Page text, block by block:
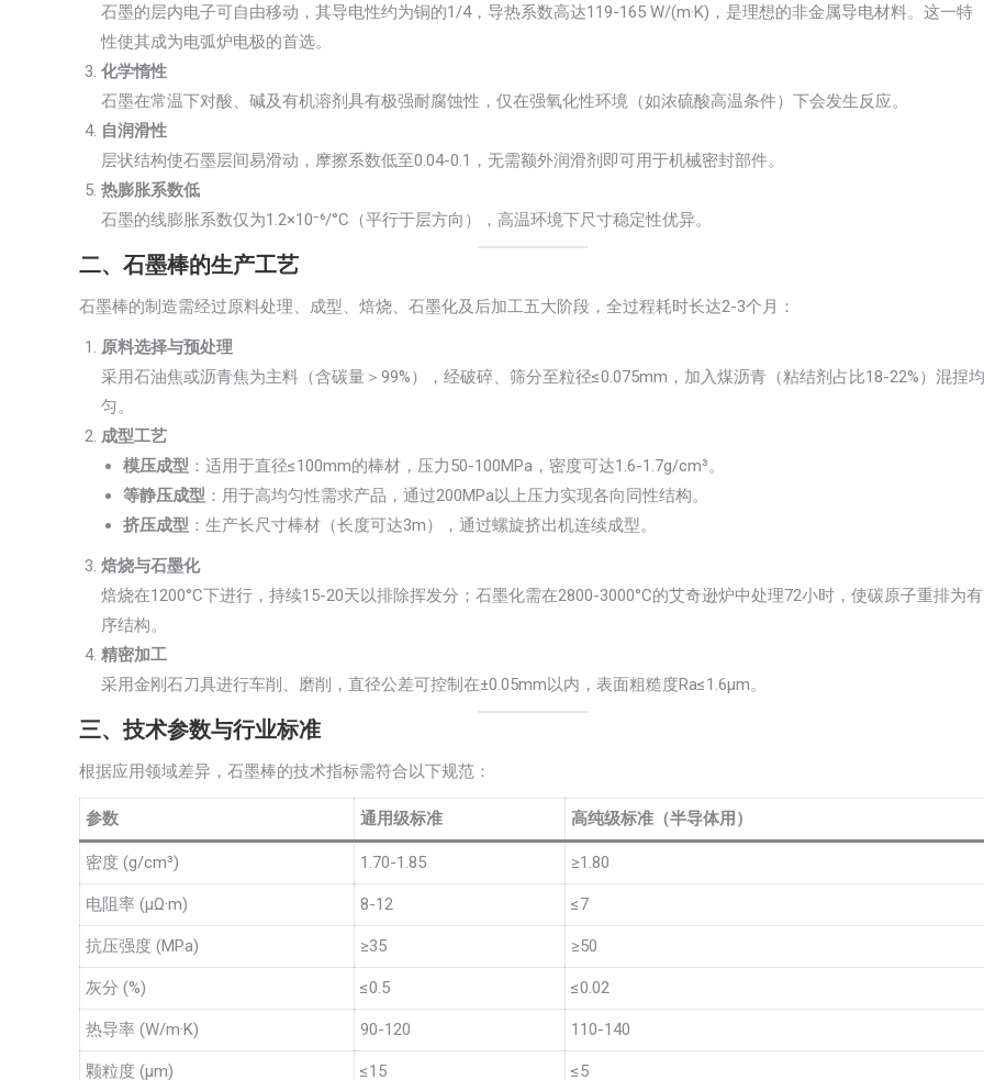
石墨的层内电子可自由移动，其导电性约为铜的1/4，导热系数高达119-165 W/(m·K)，是理想的非金属导电材料。这一特
性使其成为电弧炉电极的首选。
化学惰性
石墨在常温下对酸、碱及有机溶剂具有极强耐腐蚀性，仅在强氧化性环境（如浓硫酸高温条件）下会发生反应。
自润滑性
层状结构使石墨层间易滑动，摩擦系数低至0.04-0.1，无需额外润滑剂即可用于机械密封部件。
热膨胀系数低
石墨的线膨胀系数仅为1.2×10⁻⁶/°C（平行于层方向），高温环境下尺寸稳定性优异。
二、石墨棒的生产工艺
石墨棒的制造需经过原料处理、成型、焙烧、石墨化及后加工五大阶段，全过程耗时长达2-3个月：
原料选择与预处理
采用石油焦或沥青焦为主料（含碳量＞99%），经破碎、筛分至粒径≤0.075mm，加入煤沥青（粘结剂占比18-22%）混捏均
匀。
成型工艺
模压成型 ：适用于直径≤100mm的棒材，压力50-100MPa，密度可达1.6-1.7g/cm³。
等静压成型 ：用于高均匀性需求产品，通过200MPa以上压力实现各向同性结构。
挤压成型 ：生产长尺寸棒材（长度可达3m），通过螺旋挤出机连续成型。
焙烧与石墨化
焙烧在1200°C下进行，持续15-20天以排除挥发分；石墨化需在2800-3000°C的艾奇逊炉中处理72小时，使碳原子重排为有
序结构。
精密加工
采用金刚石刀具进行车削、磨削，直径公差可控制在±0.05mm以内，表面粗糙度Ra≤1.6μm。
三、技术参数与行业标准
根据应用领域差异，石墨棒的技术指标需符合以下规范：
参数 通用级标准 高纯级标准（半导体用）
密度 (g/cm³) 1.70-1.85 ≥1.80
电阻率 (μΩ·m) 8-12 ≤7
抗压强度 (MPa) ≥35 ≥50
灰分 (%) ≤0.5 ≤0.02
热导率 (W/m·K) 90-120 110-140
颗粒度 (μm) ≤15 ≤5